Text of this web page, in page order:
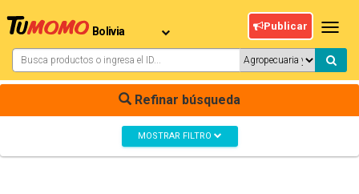
Publicar
Refinar búsqueda
MOSTRAR FILTRO